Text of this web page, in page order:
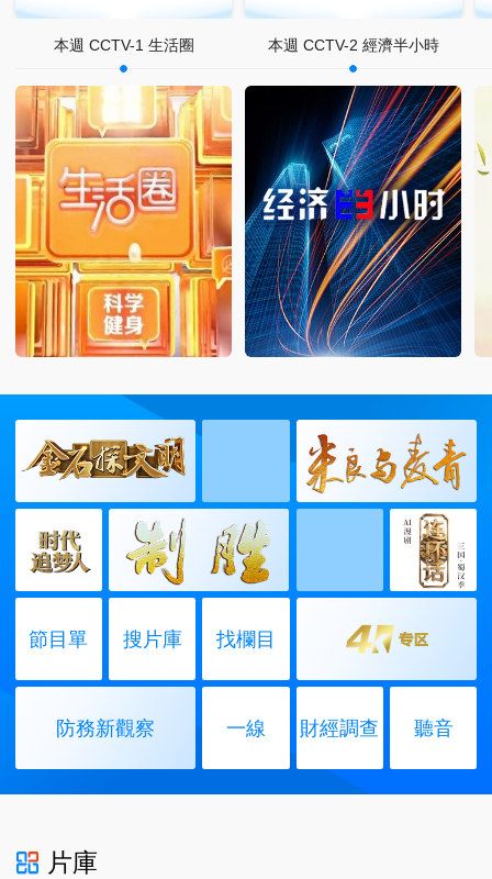
本週 CCTV-1 生活圈 本週 CCTV-2 經濟半小時
節目單 搜片庫 找欄目
防務新觀察 一線 財經調查 聽音
片庫